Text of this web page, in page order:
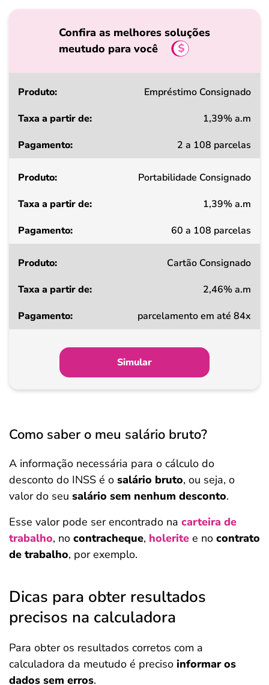
Confira as melhores soluções
meutudo para você
Produto
a
de
Pagamento
Empréstimo Consignado
1,39% a.m
2 a 108 parcelas
Portabilidade Consignado
1,39% a.m
60 a 108 parcelas
Cartão Consignado
2,46% a.m
parcelamento em até 84x
Simular
Como saber o meu salário bruto?
A informação necessária para o cálculo do
desconto do INSS é o salário bruto, ou seja, o
valor do seu salário sem nenhum desconto.
Esse valor pode ser encontrado na carteira de
trabalho, no contracheque, holerite e no contrato
de trabalho, por exemplo.
Dicas para obter resultados
precisos na calculadora
Para obter os resultados corretos com a
calculadora da meutudo é preciso informar os
dados sem erros.